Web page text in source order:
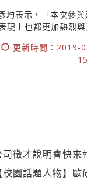
均表示，「本次參
現上也都更加熱烈與
更新時間：2019-
徵才說明會快來
園話題人物】歐